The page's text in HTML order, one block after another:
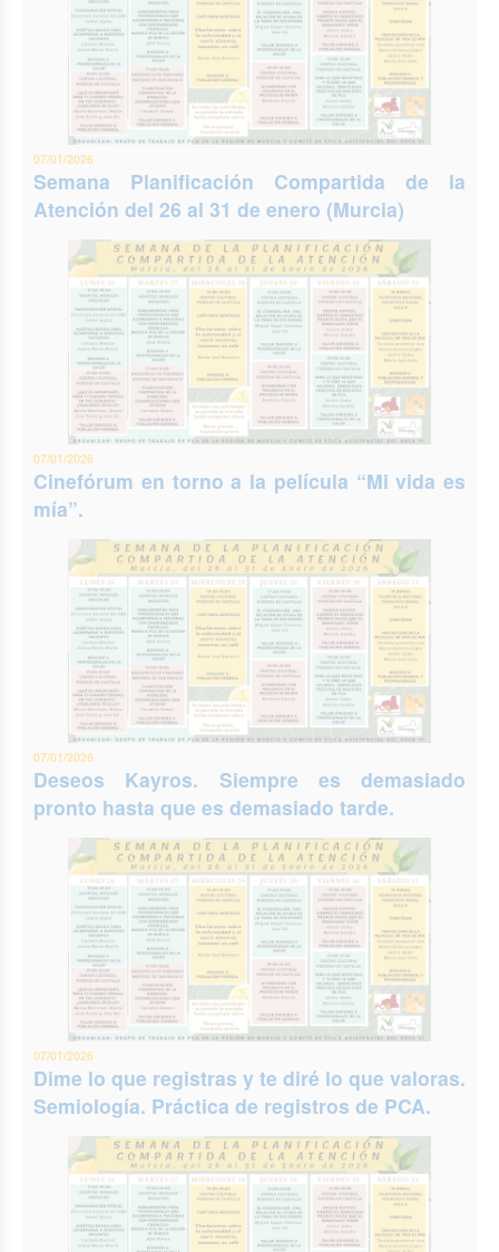
07/01/2026
Semana Planificación Compartida de la
Atención del 26 al 31 de enero (Murcia)
07/01/2026
Cinefórum en torno a la película “Mi vida es
mía”.
07/01/2026
Deseos Kayros. Siempre es demasiado
pronto hasta que es demasiado tarde.
07/01/2026
Dime lo que registras y te diré lo que valoras.
Semiología. Práctica de registros de PCA.